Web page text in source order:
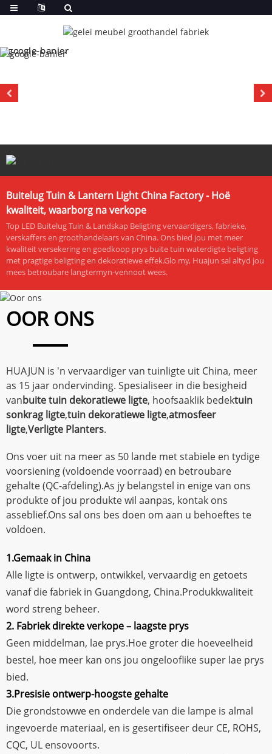
Buitelug Tuin & Lantern Light China Factory - Hoë
kwaliteit, waarborg na verkope
Top LED Buitelug Tuin & Landskap Beligting vervaardigers, fabrieke,
verskaffers en groothandelaars van China. Ons bied jou met meer
kwaliteit versekering en goedkoop prys buite tuin waterdigte beligting
met pragtige beligting en dekoratiewe effek.Glo my, Huajun sal altyd jou
mees betroubare langtermyn-vennoot wees.
OOR ONS
HUAJUN is 'n vervaardiger van tuinligte uit China, meer
as 15 jaar ondervinding. Spesialiseer in die besigheid
vanbuite tuin dekoratiewe ligte, hoofsaaklik bedektuin
sonkrag ligte,tuin dekoratiewe ligte,atmosfeer
ligte,Verligte Planters.
Ons voer uit na meer as 50 lande met stabiele en tydige
voorsiening (voldoende voorraad) en betroubare
gehalte (QC-afdeling).As jy belangstel in enige van ons
produkte of jou produkte wil aanpas, kontak ons ​​
asseblief.Ons sal ons bes doen om aan u behoeftes te
voldoen.
1.Gemaak in China
Alle ligte is ontwerp, ontwikkel, vervaardig en getoets
vanaf die fabriek in Guangdong, China.Produkkwaliteit
word streng beheer.
2. Fabriek direkte verkope – laagste prys
Geen middelman, lae prys.Hoe groter die hoeveelheid
bestel, hoe meer kan ons jou ongelooflike super lae prys
bied.
3.Presisie ontwerp-hoogste gehalte
Die grondstowwe en onderdele van die lampe is almal
ingevoerde materiaal, en is gesertifiseer deur CE, ROHS,
CQC, UL ensovoorts.